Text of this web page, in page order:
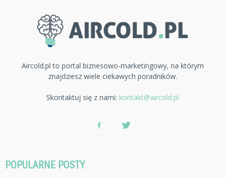
Aircold.pl to portal biznesowo-marketingowy, na którym
znajdziesz wiele ciekawych poradników.
Skontaktuj się z nami: kontakt@aircold.pl
POPULARNE POSTY